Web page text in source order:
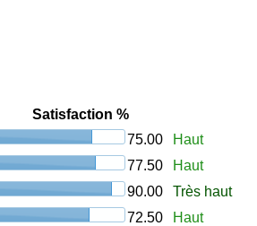
Satisfaction %
75.00
Haut
77.50
Haut
90.00
Très haut
72.50
Haut